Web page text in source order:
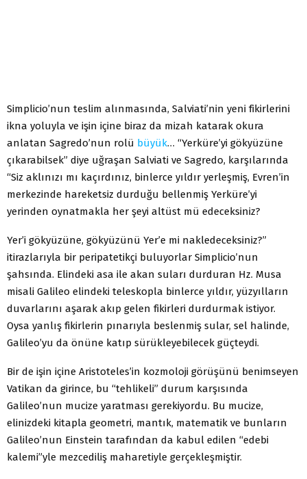
Simplicio’nun teslim alınmasında, Salviati’nin yeni fikirlerini
ikna yoluyla ve işin içine biraz da mizah katarak okura
anlatan Sagredo’nun rolü büyük… “Yerküre’yi gökyüzüne
çıkarabilsek” diye uğraşan Salviati ve Sagredo, karşılarında
“Siz aklınızı mı kaçırdınız, binlerce yıldır yerleşmiş, Evren’in
merkezinde hareketsiz durduğu bellenmiş Yerküre’yi
yerinden oynatmakla her şeyi altüst mü edeceksiniz?
Yer’i gökyüzüne, gökyüzünü Yer’e mi nakledeceksiniz?”
itirazlarıyla bir peripatetikçi buluyorlar Simplicio’nun
şahsında. Elindeki asa ile akan suları durduran Hz. Musa
misali Galileo elindeki teleskopla binlerce yıldır, yüzyılların
duvarlarını aşarak akıp gelen fikirleri durdurmak istiyor.
Oysa yanlış fikirlerin pınarıyla beslenmiş sular, sel halinde,
Galileo’yu da önüne katıp sürükleyebilecek güçteydi.
Bir de işin içine Aristoteles’in kozmoloji görüşünü benimseyen
Vatikan da girince, bu “tehlikeli” durum karşısında
Galileo’nun mucize yaratması gerekiyordu. Bu mucize,
elinizdeki kitapla geometri, mantık, matematik ve bunların
Galileo’nun Einstein tarafından da kabul edilen “edebi
kalemi”yle mezcediliş maharetiyle gerçekleşmiştir.